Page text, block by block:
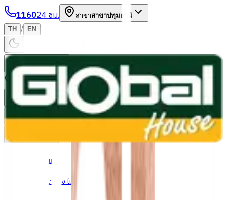
116024 ชม. สาขาสาขาปทุมธานี
TH / EN
หมวดหมู่สินค้า
ค้นหา
บัญชีของฉัน ตะกร้าสินค้า
Previous slide
หน้าแรก
ประตู หน้าต่าง ไม้ และอุปกรณ์